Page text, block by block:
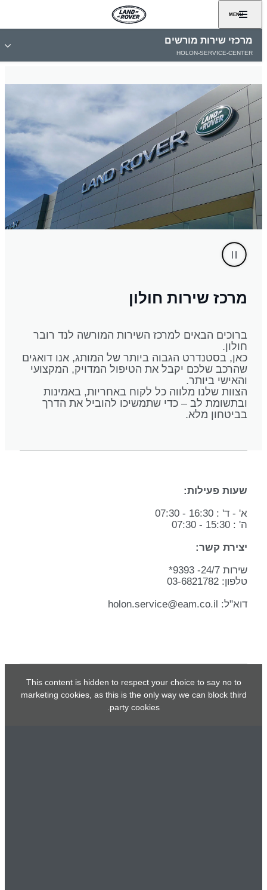
MENU
מרכזי שירות מורשים
HOLON-SERVICE-CENTER
מרכז שירות חולון
ברוכים הבאים למרכז השירות המורשה לנד רובר
חולון.
כאן, בסטנדרט הגבוה ביותר של המותג, אנו דואגים
שהרכב שלכם יקבל את הטיפול המדויק, המקצועי
והאישי ביותר.
הצוות שלנו מלווה כל לקוח באחריות, באמינות
ובתשומת לב – כדי שתמשיכו להוביל את הדרך
בביטחון מלא.
שעות פעילות:
א' - ד' : 16:30 - 07:30
ה' : 15:30 - 07:30
יצירת קשר:
שירות 24/7- 9393*
טלפון: 03-6821782
דוא"ל: holon.service@eam.co.il
This content is hidden to respect your choice to say no to
marketing cookies, as this is the only way we can block third
party cookies.